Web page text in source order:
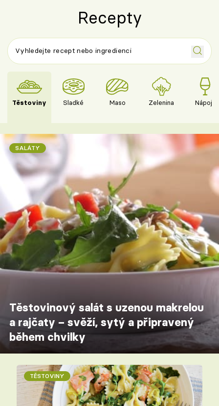
Recepty
Těstoviny Sladké Maso Zelenina Nápoje
SALÁTY
Těstovinový salát s uzenou makrelou
a rajčaty – svěží, sytý a připravený
během chvilky
TĚSTOVINY